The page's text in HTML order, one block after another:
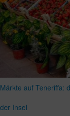
Märkte auf Teneriffa:
der Insel